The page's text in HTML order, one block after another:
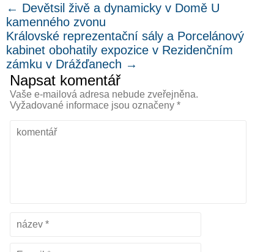
← Devětsil živě a dynamicky v Domě U
kamenného zvonu
Královské reprezentační sály a Porcelánový
kabinet obohatily expozice v Rezidenčním
zámku v Drážďanech →
Napsat komentář
Vaše e-mailová adresa nebude zveřejněna.
Vyžadované informace jsou označeny *